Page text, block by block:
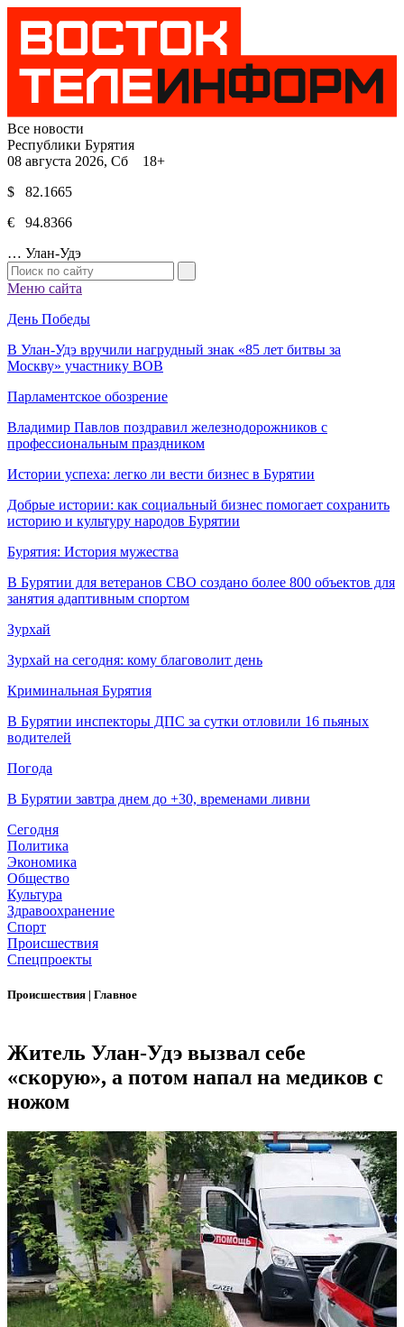
Все новости
Республики Бурятия
08 августа 2026, Сб 18+
$ 82.1665
€ 94.8366
… Улан-Удэ
Меню сайта
День Победы
В Улан-Удэ вручили нагрудный знак «85 лет битвы за
Москву» участнику ВОВ
Парламентское обозрение
Владимир Павлов поздравил железнодорожников с
профессиональным праздником
Истории успеха: легко ли вести бизнес в Бурятии
Добрые истории: как социальный бизнес помогает сохранить
историю и культуру народов Бурятии
Бурятия: История мужества
В Бурятии для ветеранов СВО создано более 800 объектов для
занятия адаптивным спортом
Зурхай
Зурхай на сегодня: кому благоволит день
Криминальная Бурятия
В Бурятии инспекторы ДПС за сутки отловили 16 пьяных
водителей
Погода
В Бурятии завтра днем до +30, временами ливни
Сегодня
Политика
Экономика
Общество
Культура
Здравоохранение
Спорт
Происшествия
Спецпроекты
Происшествия | Главное
Житель Улан-Удэ вызвал себе
«скорую», а потом напал на медиков с
ножом